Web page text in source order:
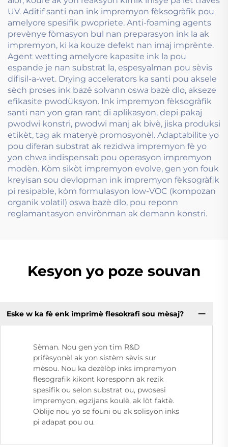
UV. Aditif santi nan ink impremyon fèksogràfik pou
amelyore spesifik pwopriete. Anti-foaming agents
prevènye fòmasyon bul nan preparasyon ink la ak
impremyon, ki ka kouze defekt nan imaj imprènte.
Agent wetting amelyore kapasite ink la pou
espande je nan substrat la, espesyalman pou sèvis
difisil-a-wet. Drying accelerators ka santi pou aksele
sèch proses ink bazè solvann oswa bazè dlo, akseze
efikasite pwodüksyon. Ink impremyon fèksogràfik
santi nan yon gran rant di aplikasyon, depi pakaj
pwodwi konstri, pwodwi manj ak bivè, jiska produksi
etikèt, tag ak materyè promosyonèl. Adaptabilite yo
pou diferan substrat ak rezidwa impremyon fè yo
yon chwa indispensab pou operasyon impremyon
modèn. Kòm sikòt impremyon evolve, gen yon fouk
kreyisan sou devlopman ink impremyon fèksogràfik
pi resipable, kòm formulasyon low-VOC (kompozan
organik volatil) oswa bazè dlo, pou reponn
reglamantasyon envirònman ak demann konstri.
Kesyon yo poze souvan
Eske w ka fè enk imprimè flesokrafi sou mèsaj?
Sèman. Nou gen yon tim R&D
prifèsyonèl ak yon sistèm sèvis sur
mèsou. Nou ka dezèlòp inks impremyon
flesografik kikont koresponn ak rezik
spesifik ou selon substrat ou, pwosesi
impremyon, egzijans koulè, ak lòt faktè.
Oblije nou yo se founi ou ak solisyon inks
pi adapat pou ou.